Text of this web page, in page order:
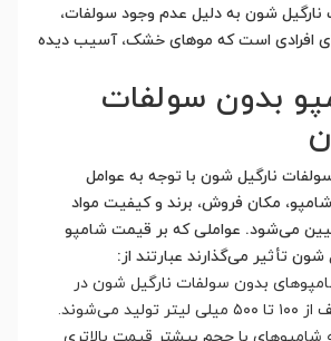
شون به دلیل عدم وجود سولفات،
افرادی است که موهای خشک، آسیب دیده
بدون سولفات
نارگیل شون با توجه به عوامل
مکان فروش، برند و کیفیت مواد
می‌شود. عواملی که بر قیمت شامپو
تأثیر می‌گذارند عبارتند از:
بدون سولفات نارگیل شون در
حجم‌های مختلف از ۱۰۰ تا ۵۰۰ میلی لیتر تولید می‌شوند.